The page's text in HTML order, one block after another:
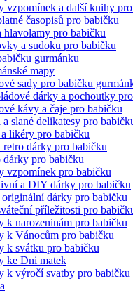
vzpomínek a další knihy
časopisů pro babičku
hlavolamy pro babičku
a sudoku pro babičku
gurmánku
mapy
sady pro babičku
dárky a pochoutky
kávy a čaje pro babičku
slané delikatesy pro
likéry pro babičku
dárky pro babičku
dárky pro babičku
vzpomínek pro babičku
a DIY dárky pro babičku
dárky pro babičku
příležitosti pro
k narozeninám pro babičku
k Vánocům pro babičku
k svátku pro babičku
ke Dni matek
k výročí svatby pro babičku